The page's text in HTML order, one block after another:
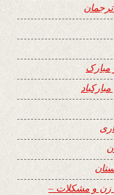
ترجمان
مبارک
زن و مشکلات –